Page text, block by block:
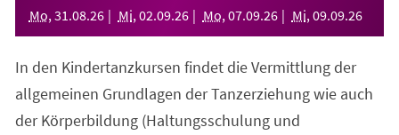
Mo, 31 .08.26 Mi, 02.09.26 Mo, 07.09.26 Mi, 09.09.26
In den Kindertanzkursen findet die Vermittlung der
allgemeinen Grundlagen der Tanzerziehung wie auch
der Körperbildung (Haltungsschulung und